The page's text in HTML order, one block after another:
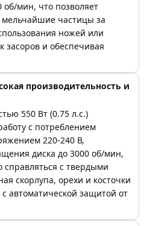
мин, что позволяет
частицы за
ножей или
засоров и обеспечивая
производительность и
550 Вт (0.75 л.с.)
с потреблением
220-240 В,
диска до 3000 об/мин,
справляться с твердыми
скорлупа, орехи и косточки
автоматической защитой от